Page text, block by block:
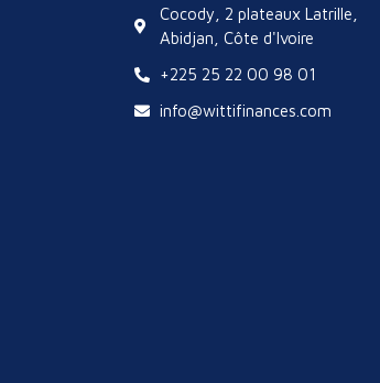
Cocody, 2 plateaux Latrille,
Abidjan, Côte d'Ivoire
+225 25 22 00 98 01
info@wittifinances.com